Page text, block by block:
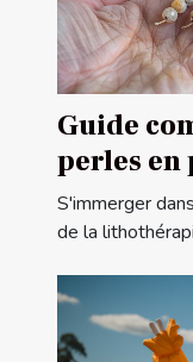
Guide
perles
taille
S'immerger
de la